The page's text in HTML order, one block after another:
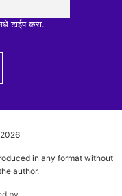
टाईप करा.
2026
in any format without
author.